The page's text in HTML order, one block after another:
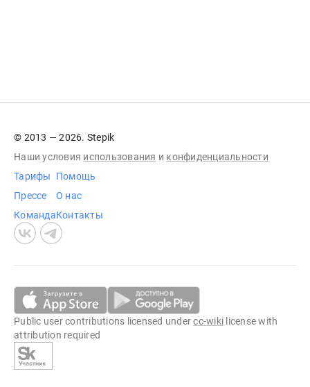
© 2013 — 2026. Stepik
Наши условия использования и конфиденциальности
Тарифы
Прессе
Команда
Помощь
О нас
Контакты
Public user contributions licensed undercc-wiki license with
attribution required